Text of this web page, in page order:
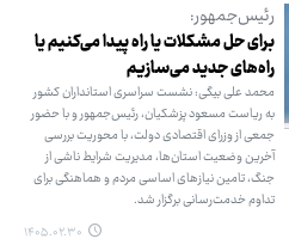
رئیس‌جمهور:
برای حل مشکلات یا راه پیدا می‌کنیم یا
راه‌های جدید می‌سازیم
محمد علی بیگی: نشست سراسری استانداران کشور
به ریاست مسعود پزشکیان، رئیس‌جمهور و با حضور
جمعی از وزرای اقتصادی دولت، با محوریت بررسی
آخرین وضعیت استان‌ها، مدیریت شرایط ناشی از
جنگ، تامین نیازهای اساسی مردم و هماهنگی برای
تداوم خدمت‌رسانی برگزار شد.
۱۴۰۵.۰۲.۳۰